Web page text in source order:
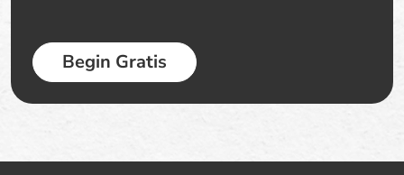
Begin Gratis